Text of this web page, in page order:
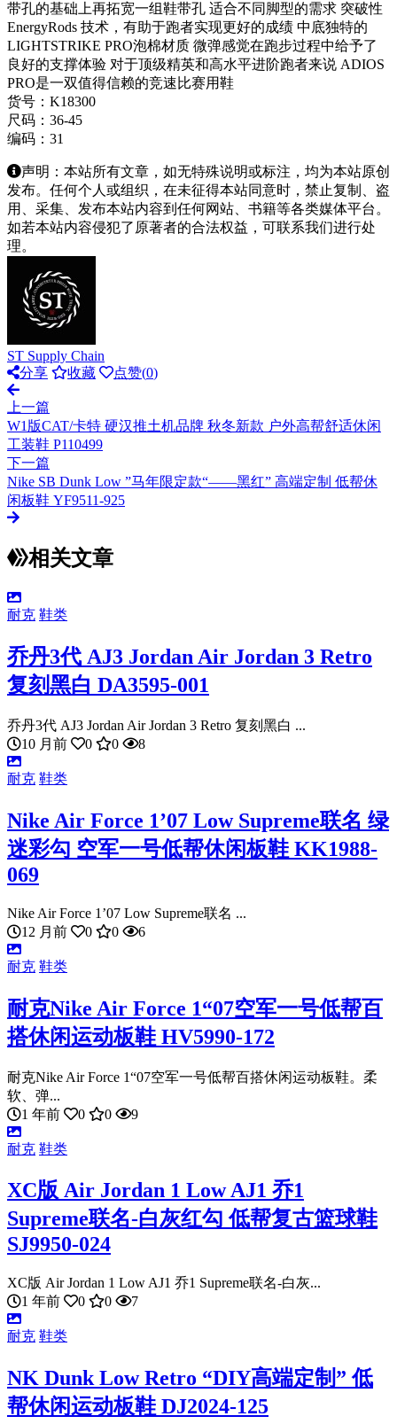
带孔的基础上再拓宽一组鞋带孔 适合不同脚型的需求 突破性
EnergyRods 技术，有助于跑者实现更好的成绩 中底独特的
LIGHTSTRIKE PRO泡棉材质 微弹感觉在跑步过程中给予了
良好的支撑体验 对于顶级精英和高水平进阶跑者来说 ADIOS
PRO是一双值得信赖的竞速比赛用鞋
货号：K18300
尺码：36-45
编码：31
声明：本站所有文章，如无特殊说明或标注，均为本站原创
发布。任何个人或组织，在未征得本站同意时，禁止复制、盗
用、采集、发布本站内容到任何网站、书籍等各类媒体平台。
如若本站内容侵犯了原著者的合法权益，可联系我们进行处
理。
ST Supply Chain
分享
收藏 点赞(0)
上一篇
W1版CAT/卡特 硬汉推土机品牌 秋冬新款 户外高帮舒适休闲
工装鞋 P110499
下一篇
Nike SB Dunk Low ”马年限定款“——黑红” 高端定制 低帮休
闲板鞋 YF9511-925
相关文章
耐克 鞋类
乔丹3代 AJ3 Jordan Air Jordan 3 Retro
复刻黑白 DA3595-001
乔丹3代 AJ3 Jordan Air Jordan 3 Retro 复刻黑白 ...
10 月前
0 0 8
耐克 鞋类
Nike Air Force 1’07 Low Supreme联名 绿
迷彩勾 空军一号低帮休闲板鞋 KK1988-
069
Nike Air Force 1’07 Low Supreme联名 ...
12 月前
0 0 6
耐克 鞋类
耐克Nike Air Force 1“07空军一号低帮百
搭休闲运动板鞋 HV5990-172
耐克Nike Air Force 1“07空军一号低帮百搭休闲运动板鞋。柔
软、弹...
1 年前
0 0 9
耐克 鞋类
XC版 Air Jordan 1 Low AJ1 乔1
Supreme联名-白灰红勾 低帮复古篮球鞋
SJ9950-024
XC版 Air Jordan 1 Low AJ1 乔1 Supreme联名-白灰...
1 年前
0 0 7
耐克 鞋类
NK Dunk Low Retro “DIY高端定制” 低
帮休闲运动板鞋 DJ2024-125